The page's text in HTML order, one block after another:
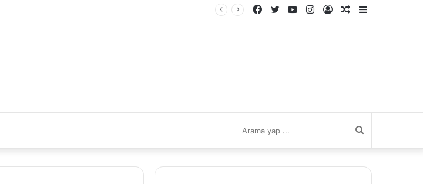
Kenar
Rastgele
Kayıt
Instagram
YouTube
Twitter
Facebook
yap